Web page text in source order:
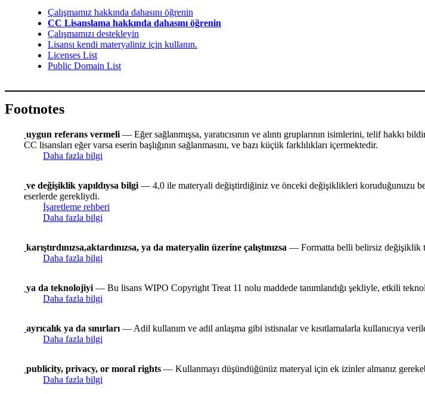
Çalışmamız hakkında dahasını öğrenin
CC Lisanslama hakkında dahasını öğrenin
Çalışmamızı destekleyin
Lisansı kendi materyaliniz için kullanın.
Licenses List
Public Domain List
Footnotes
uygun referans vermeli — Eğer sağlanmışsa, yaratıcısının ve alıntı gruplarının isimlerini, telif hakkı
CC lisansları eğer varsa eserin başlığının sağlanmasını, ve bazı küçük farklılıkları içermektedir.
Daha fazla bilgi
ve değişiklik yapıldıysa bilgi — 4,0 ile materyali değiştirdiğiniz ve önceki değişiklikleri koruduğunuzu
eserlerde gerekliydi.
İşaretleme rehberi
Daha fazla bilgi
karıştırdınızsa,aktardınızsa, ya da materyalin üzerine çalıştınızsa — Formatta belli belirsiz değişiklik
Daha fazla bilgi
ya da teknolojiyi — Bu lisans WIPO Copyright Treat 11 nolu maddede tanımlandığı şekliyle, etkili
Daha fazla bilgi
ayrıcalık ya da sınırları — Adil kullanım ve adil anlaşma gibi istisnalar ve kısıtlamalarla kullanıcıya
Daha fazla bilgi
publicity, privacy, or moral rights — Kullanmayı düşündüğünüz materyal için ek izinler almanız
Daha fazla bilgi